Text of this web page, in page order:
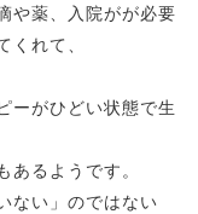
や薬、入院がが必要
くれて、
ーがひどい状態で生
あるようです。
ない」のではない